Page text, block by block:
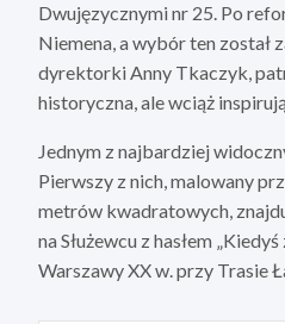
Dwujęzycznymi nr 25. Po
Niemena, a wybór ten został
dyrektorki Anny Tkaczyk,
historyczna, ale wciąż
Jednym z najbardziej
Pierwszy z nich, malowany
metrów kwadratowych,
na Służewcu z hasłem
Warszawy XX w. przy Trasie